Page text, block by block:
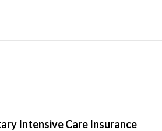
Intensive Care Insurance